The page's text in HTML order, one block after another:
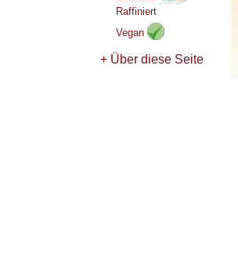
Raffiniert
Vegan
+ Über diese Seite